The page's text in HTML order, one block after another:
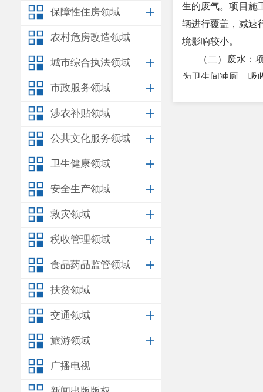
保障性住房领域
农村危房改造领域
城市综合执法领域
市政服务领域
涉农补贴领域
公共文化服务领域
卫生健康领域
安全生产领域
救灾领域
税收管理领域
食品药品监管领域
扶贫领域
交通领域
旅游领域
广播电视
生的废气。项目施
辆进行覆盖，减速
境影响较小。
（二）废水：
为卫生间冲厕、吸